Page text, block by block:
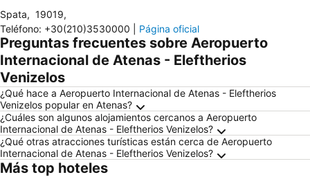
Spata, 19019,
Teléfono: +30(210)3530000 Página oficial
Preguntas frecuentes sobre Aeropuerto
Internacional de Atenas - Eleftherios
Venizelos
¿Qué hace a Aeropuerto Internacional de Atenas - Eleftherios
Venizelos popular en Atenas?
¿Cuáles son algunos alojamientos cercanos a Aeropuerto
Internacional de Atenas - Eleftherios Venizelos?
¿Qué otras atracciones turísticas están cerca de Aeropuerto
Internacional de Atenas - Eleftherios Venizelos?
Más top hoteles